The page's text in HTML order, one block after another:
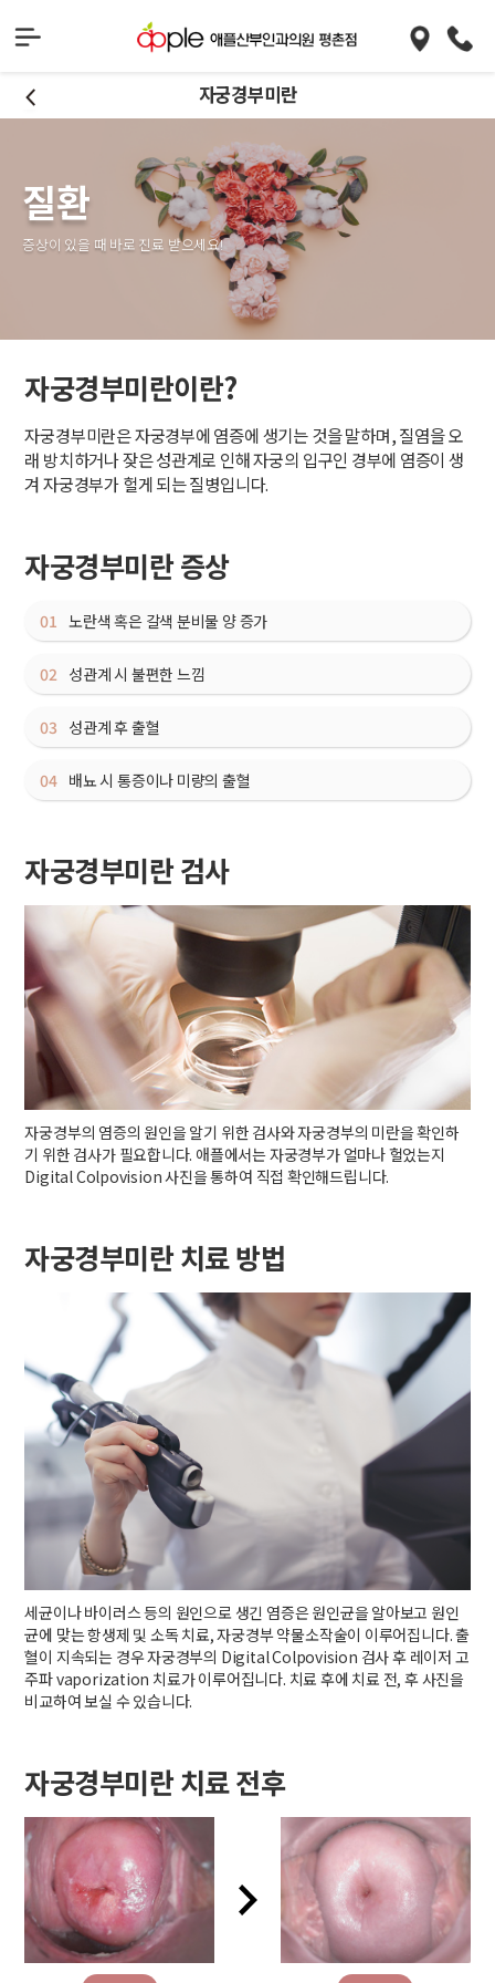
자궁경부미란
질환
증상이 있을 때 바로 진료 받으세요!
자궁경부미란이란?
자궁경부미란은 자궁경부에 염증에 생기는 것을 말하며, 질염을 오
래 방치하거나 잦은 성관계로 인해 자궁의 입구인 경부에 염증이 생
겨 자궁경부가 헐게 되는 질병입니다.
자궁경부미란 증상
01 노란색 혹은 갈색 분비물 양 증가
02 성관계 시 불편한 느낌
03 성관계 후 출혈
04 배뇨 시 통증이나 미량의 출혈
자궁경부미란 검사
자궁경부의 염증의 원인을 알기 위한 검사와 자궁경부의 미란을 확인하
기 위한 검사가 필요합니다. 애플에서는 자궁경부가 얼마나 헐었는지
Digital Colpovision 사진을 통하여 직접 확인해드립니다.
자궁경부미란 치료 방법
세균이나 바이러스 등의 원인으로 생긴 염증은 원인균을 알아보고 원인
균에 맞는 항생제 및 소독 치료, 자궁경부 약물소작술이 이루어집니다. 출
혈이 지속되는 경우 자궁경부의 Digital Colpovision 검사 후 레이저 고
주파 vaporization 치료가 이루어집니다. 치료 후에 치료 전, 후 사진을
비교하여 보실 수 있습니다.
자궁경부미란 치료 전후